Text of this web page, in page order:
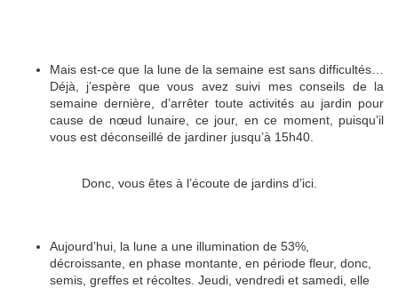
Mais est-ce que la lune de la semaine est sans difficultés…
Déjà, j’espère que vous avez suivi mes conseils de la
semaine dernière, d’arrêter toute activités au jardin pour
cause de nœud lunaire, ce jour, en ce moment, puisqu’il
vous est déconseillé de jardiner jusqu’à 15h40.
Donc, vous êtes à l’écoute de jardins d’ici.
Aujourd’hui, la lune a une illumination de 53%,
décroissante, en phase montante, en période fleur, donc,
semis, greffes et récoltes. Jeudi, vendredi et samedi, elle